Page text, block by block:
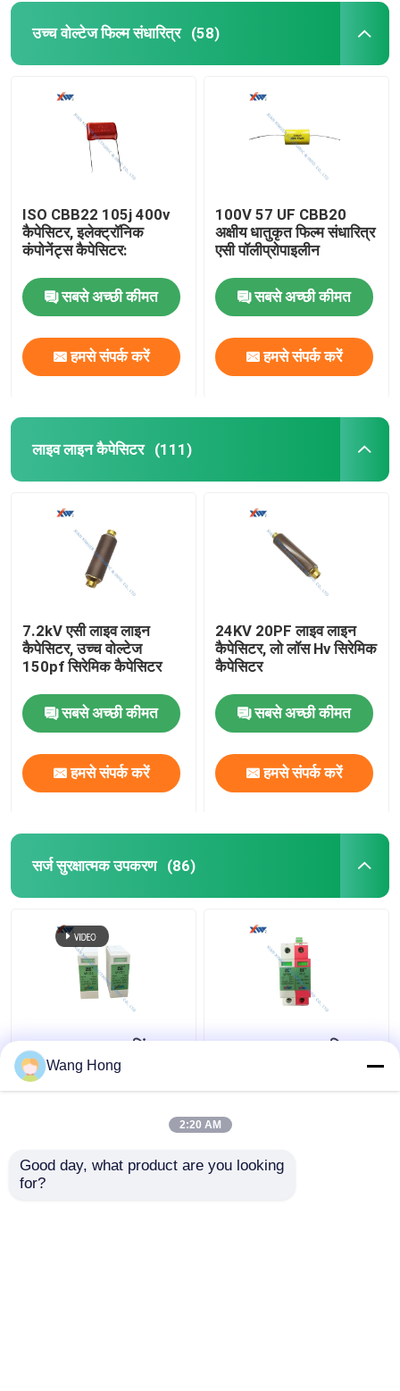
उच्च वोल्टेज फिल्म संधारित्र (58)
ISO CBB22 105j 400v
कैपेसिटर, इलेक्ट्रॉनिक
कंपोनेंट्स कैपेसिटर:
सबसे अच्छी कीमत
हमसे संपर्क करें
100V 57 UF CBB20
अक्षीय धातुकृत फिल्म संधारित्र
एसी पॉलीप्रोपाइलीन
सबसे अच्छी कीमत
हमसे संपर्क करें
लाइव लाइन कैपेसिटर (111)
7.2kV एसी लाइव लाइन
कैपेसिटर, उच्च वोल्टेज
150pf सिरेमिक कैपेसिटर
सबसे अच्छी कीमत
हमसे संपर्क करें
24KV 20PF लाइव लाइन
कैपेसिटर, लो लॉस Hv सिरेमिक
कैपेसिटर
सबसे अच्छी कीमत
हमसे संपर्क करें
सर्ज सुरक्षात्मक उपकरण (86)
75V 20kA 40kA सिंगल
फेज पावर सर्ज प्रोटेक्शन
डिवाइस AC सर्ज प्रोटेक्टर
XIWUER MYS5 अधिभार
Wang Hong
2:20 AM
Good day, what product are you looking
for?